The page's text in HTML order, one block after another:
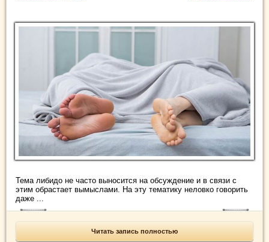
Тема либидо не часто выносится на обсуждение и в связи с
этим обрастает вымыслами. На эту тематику неловко говорить
даже ...
Читать запись полностью